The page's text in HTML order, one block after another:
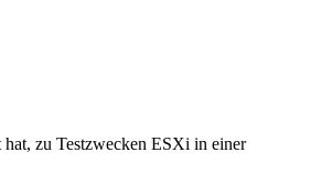
zu Testzwecken ESXi in einer